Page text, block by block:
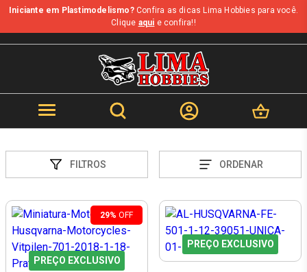
Iniciante em Plastimodelismo?Confira as dicas Lima Hobbies para você.
Clique aqui e confira!!
FILTROS ORDENAR
29% OFF
PREÇO EXCLUSIVO
PREÇO EXCLUSIVO